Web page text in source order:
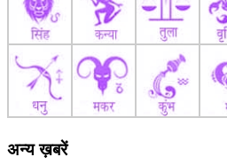
अन्य ख़बरें